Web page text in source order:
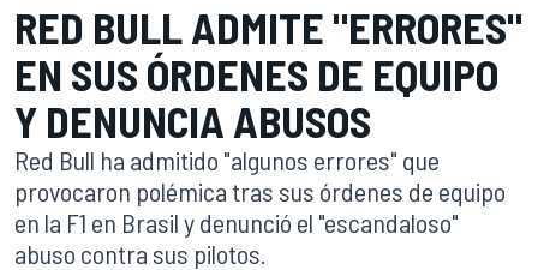
RED BULL ADMITE "ERRORES"
EN SUS ÓRDENES DE EQUIPO
Y DENUNCIA ABUSOS
Red Bull ha admitido "algunos errores" que
provocaron polémica tras sus órdenes de equipo
en la F1 en Brasil y denunció el "escandaloso"
abuso contra sus pilotos.